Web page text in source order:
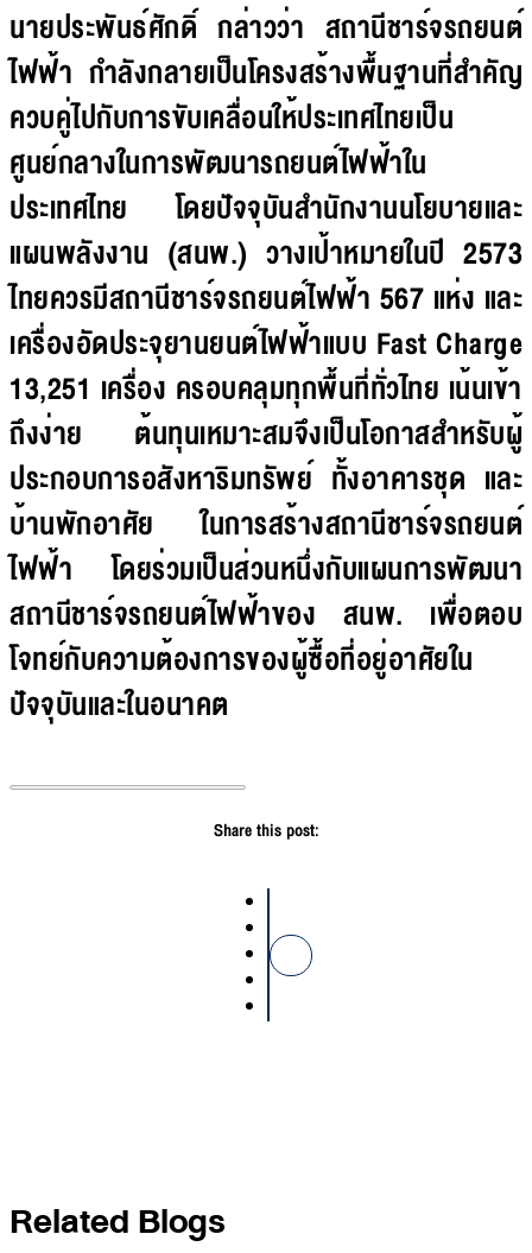
นายประพันธ์ศักดิ์ กล่าวว่า สถานีชาร์จรถยนต์
ไฟฟ้า กำลังกลายเป็นโครงสร้างพื้นฐานที่สำคัญ
ควบคู่ไปกับการขับเคลื่อนให้ประเทศไทยเป็น
ศูนย์กลางในการพัฒนารถยนต์ไฟฟ้าใน
ประเทศไทย โดยปัจจุบันสำนักงานนโยบายและ
แผนพลังงาน (สนพ.) วางเป้าหมายในปี 2573
ไทยควรมีสถานีชาร์จรถยนต์ไฟฟ้า 567 แห่ง และ
เครื่องอัดประจุยานยนต์ไฟฟ้าแบบ Fast Charge
13,251 เครื่อง ครอบคลุมทุกพื้นที่ทั่วไทย เน้นเข้า
ถึงง่าย ต้นทุนเหมาะสมจึงเป็นโอกาสสำหรับผู้
ประกอบการอสังหาริมทรัพย์ ทั้งอาคารชุด และ
บ้านพักอาศัย ในการสร้างสถานีชาร์จรถยนต์
ไฟฟ้า โดยร่วมเป็นส่วนหนึ่งกับแผนการพัฒนา
สถานีชาร์จรถยนต์ไฟฟ้าของ สนพ. เพื่อตอบ
โจทย์กับความต้องการของผู้ซื้อที่อยู่อาศัยใน
ปัจจุบันและในอนาคต
Related Blogs
Share this post: